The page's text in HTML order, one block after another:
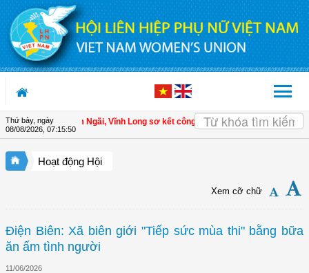
Truy cập nội dung luôn
Thứ bảy, ngày
08/08/2026, 07:15:51
LHPN xã Tam Ngãi, Vĩnh Long sơ kết công tác Hội và phong trào phụ nữ 6
Hoạt động Hội
Xem cỡ chữ
Điện Biên: Xã biên giới "Tiếp sức mùa thi" bằng bữa
ăn ấm tình người
11/06/2026